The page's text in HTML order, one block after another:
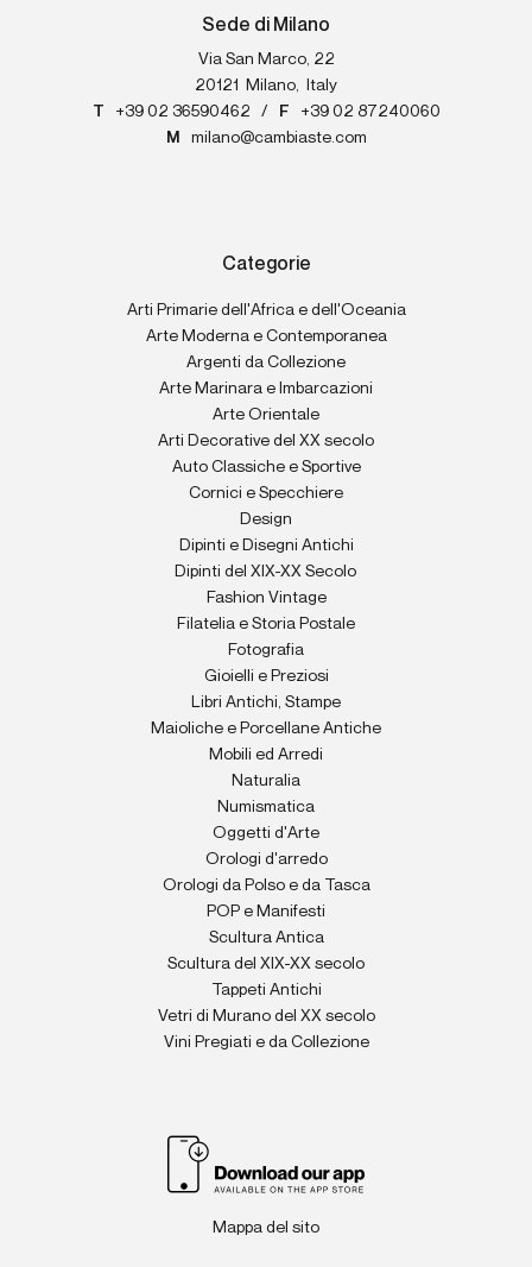
Sede di Milano
Via San Marco, 22
20121
Milano
Italy
T
+39 02 36590462 / F
+39 02 87240060
M
milano@cambiaste.com
Categorie
Arti Primarie dell'Africa e dell'Oceania
Arte Moderna e Contemporanea
Argenti da Collezione
Arte Marinara e Imbarcazioni
Arte Orientale
Arti Decorative del XX secolo
Auto Classiche e Sportive
Cornici e Specchiere
Design
Dipinti e Disegni Antichi
Dipinti del XIX-XX Secolo
Fashion Vintage
Filatelia e Storia Postale
Fotografia
Gioielli e Preziosi
Libri Antichi, Stampe
Maioliche e Porcellane Antiche
Mobili ed Arredi
Naturalia
Numismatica
Oggetti d'Arte
Orologi d'arredo
Orologi da Polso e da Tasca
POP e Manifesti
Scultura Antica
Scultura del XIX-XX secolo
Tappeti Antichi
Vetri di Murano del XX secolo
Vini Pregiati e da Collezione
Mappa del sito